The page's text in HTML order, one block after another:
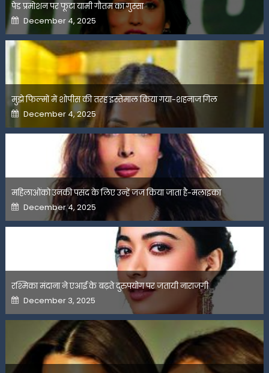
पेड प्रमोशन पर फूटा यामी गौतम का गुस्सा
Posted
on
December 4, 2025
मुझे फिल्मों में शोपीस की तरह इस्तेमाल किया गया-शहनाज गिल
Posted
on
December 4, 2025
महिलाओंको उनकी पसंद के लिए उन्हें जज किया जाता है-मलाइका
Posted
on
December 4, 2025
रश्मिका मंदाना ने एआई के बढ़ते दुरुपयोग पर जतायी नाराजगी
Posted
on
December 3, 2025